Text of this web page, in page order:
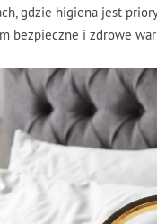
gdzie higiena jest
bezpieczne i zdrowe